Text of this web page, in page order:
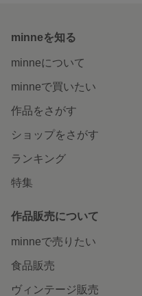
minneを知る
minneについて
minneで買いたい
作品をさがす
ショップをさがす
ランキング
特集
作品販売について
minneで売りたい
食品販売
ヴィンテージ販売